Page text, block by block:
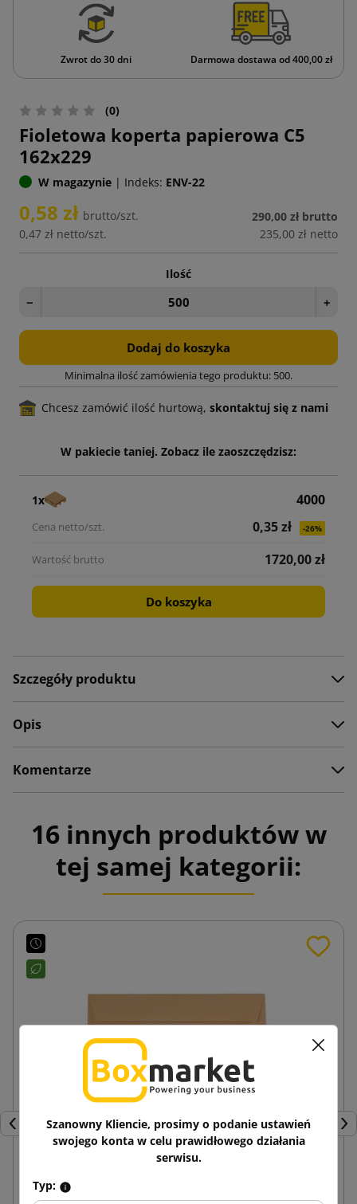
Zwrot do 30 dni Darmowa dostawa od 400,00 zł
(0)
Fioletowa koperta papierowa C5
162x229
W magazynie | Indeks: ENV-22
0,58 zł brutto/szt.
0,47 zł netto/szt.
290,00 zł brutto
235,00 zł netto
Ilość
− +
Dodaj do koszyka
Minimalna ilość zamówienia tego produktu: 500.
Chcesz zamówić ilość hurtową, skontaktuj się z nami
W pakiecie taniej. Zobacz ile zaoszczędzisz:
1x
4000
0,35 zł
-26%
1720,00 zł
Do koszyka
Szczegóły produktu
Opis
Komentarze
16 innych produktów w
tej samej kategorii:
Poprzedni
Piaskowa koperta papierowa C6 114x162
Szanowny Kliencie, prosimy o podanie ustawień
swojego konta w celu prawidłowego działania
serwisu.
Typ: